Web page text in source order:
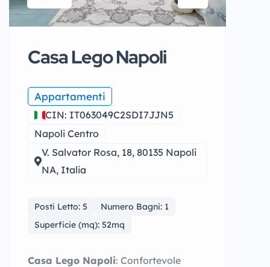
Casa Lego Napoli
Appartamenti
CIN: IT063049C2SDI7JJN5
Napoli Centro
V. Salvator Rosa, 18, 80135 Napoli
NA, Italia
Posti Letto: 5
Numero Bagni: 1
Superficie (mq): 52mq
Casa Lego Napoli: Confortevole